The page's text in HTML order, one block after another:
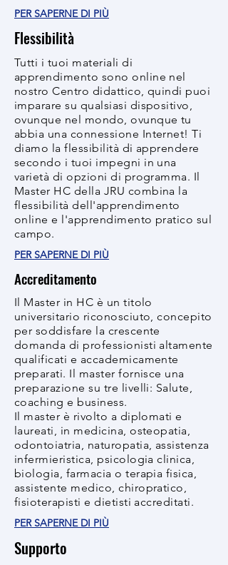
PER SAPERNE DI PIÙ
Flessibilità
Tutti i tuoi materiali di
apprendimento sono online nel
nostro Centro didattico, quindi puoi
imparare su qualsiasi dispositivo,
ovunque nel mondo, ovunque tu
abbia una connessione Internet! Ti
diamo la flessibilità di apprendere
secondo i tuoi impegni in una
varietà di opzioni di programma. Il
Master HC della JRU combina la
flessibilità dell'apprendimento
online e l'apprendimento pratico sul
campo.
PER SAPERNE DI PIÙ
Accreditamento
Il Master in HC è un titolo
universitario riconosciuto, concepito
per soddisfare la crescente
domanda di professionisti altamente
qualificati e accademicamente
preparati. Il master fornisce una
preparazione su tre livelli: Salute,
coaching e business.
Il master è rivolto a diplomati e
laureati, in medicina, osteopatia,
odontoiatria, naturopatia, assistenza
infermieristica, psicologia clinica,
biologia, farmacia o terapia fisica,
assistente medico, chiropratico,
fisioterapisti e dietisti accreditati.
PER SAPERNE DI PIÙ
Supporto